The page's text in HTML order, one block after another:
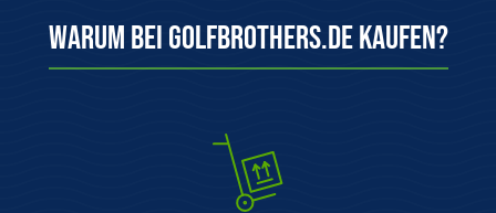
Warum bei Golfbrothers.de kaufen?